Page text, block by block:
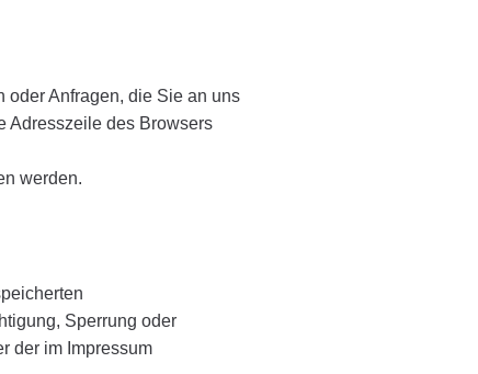
oder Anfragen, die Sie an uns
Adresszeile des Browsers
werden.
Sperrung oder
der im Impressum